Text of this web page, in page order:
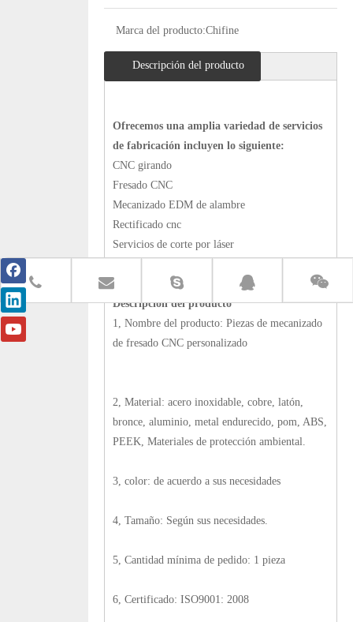
Marca del producto:Chifine
Descripción del producto
Ofrecemos una amplia variedad de servicios
de fabricación incluyen lo siguiente:
CNC girando
Fresado CNC
Mecanizado EDM de alambre
Rectificado cnc
Servicios de corte por láser
Descripción del producto
1, Nombre del producto: Piezas de mecanizado
de fresado CNC personalizado
2, Material: acero inoxidable, cobre, latón,
bronce, aluminio, metal endurecido, pom, ABS,
PEEK, Materiales de protección ambiental.
3, color: de acuerdo a sus necesidades
4, Tamaño: Según sus necesidades.
5, Cantidad mínima de pedido: 1 pieza
6, Certificado: ISO9001: 2008